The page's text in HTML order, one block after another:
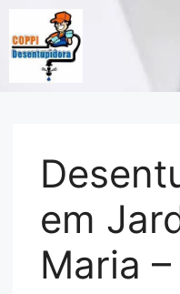
em
Maria